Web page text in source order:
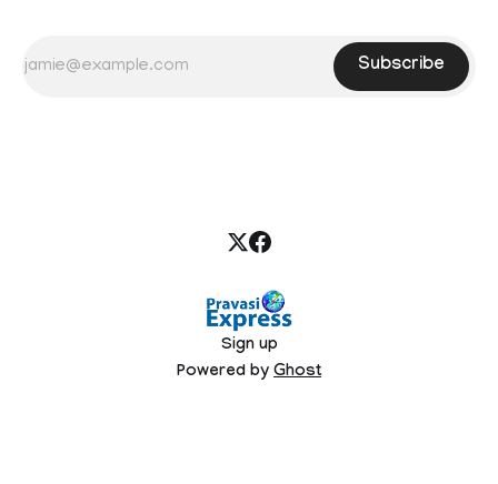
Subscribe
Sign up
Powered by Ghost